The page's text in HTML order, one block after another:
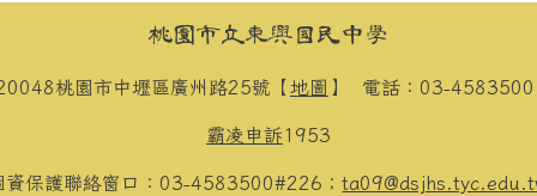
桃園市立東興國民中學
桃園市中壢區廣州路25號【 地圖 】 電話：03-4583500
霸凌申訴1953
資保護聯絡窗口：03-4583500#226；